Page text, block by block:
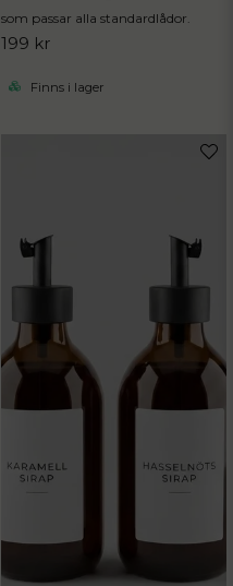
som passar alla standardlådor.
199 kr
Finns i lager